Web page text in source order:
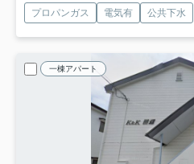
プロパンガス 電気有 公共下水
一棟アパート